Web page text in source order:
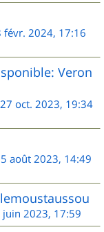
févr. 2024, 17:16
Veron
27 oct. 2023, 19:34
août 2023, 14:49
juin 2023, 17:59